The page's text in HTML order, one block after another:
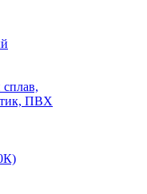
ПВХ